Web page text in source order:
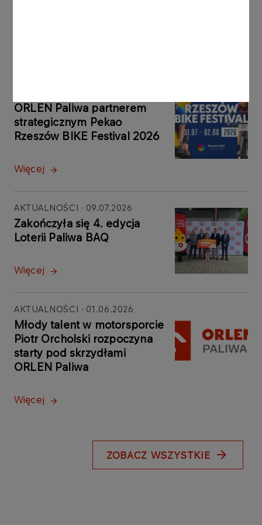
ORLEN Paliwa partnerem
strategicznym Pekao
Rzeszów BIKE Festival 2026
Więcej
AKTUALNOŚCI 09.07.2026
Zakończyła się 4. edycja
Loterii Paliwa BAQ
Więcej
AKTUALNOŚCI 01.06.2026
Młody talent w motorsporcie
Piotr Orcholski rozpoczyna
starty pod skrzydłami
ORLEN Paliwa
Więcej
ZOBACZ WSZYSTKIE